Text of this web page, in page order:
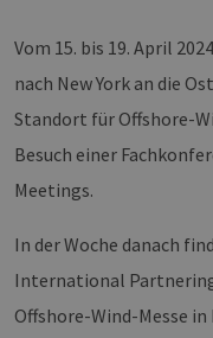
Vom 15. bis 19. April
nach New York an die
Standort für Offshore-
Besuch einer
Meetings.
In der Woche danach
International
Offshore-Wind-Messe in